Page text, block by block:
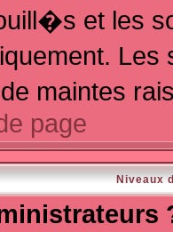
et les
maintes
page
Niveaux